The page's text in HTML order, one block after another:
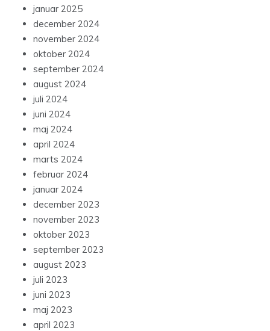
januar 2025
december 2024
november 2024
oktober 2024
september 2024
august 2024
juli 2024
juni 2024
maj 2024
april 2024
marts 2024
februar 2024
januar 2024
december 2023
november 2023
oktober 2023
september 2023
august 2023
juli 2023
juni 2023
maj 2023
april 2023